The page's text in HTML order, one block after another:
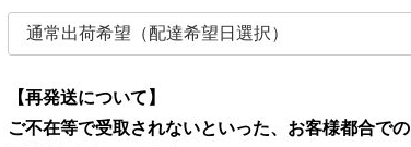
【再発送について】
ご不在等で受取されないといった、お客様都合での